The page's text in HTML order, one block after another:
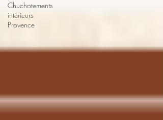
Chuchotements
intérieurs
Provence